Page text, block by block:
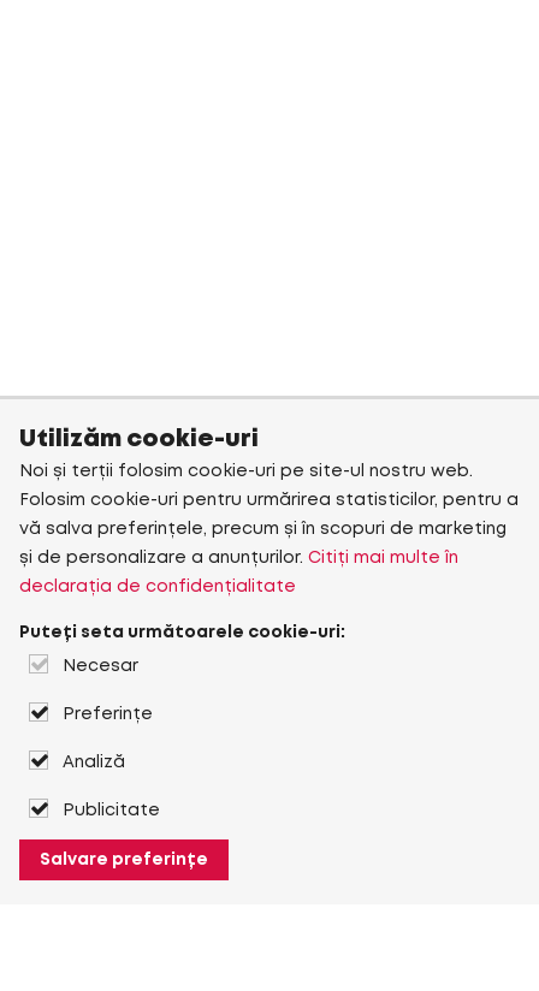
Utilizăm cookie-uri
Noi și terții folosim cookie-uri pe site-ul nostru web.
Folosim cookie-uri pentru urmărirea statisticilor, pentru a
vă salva preferințele, precum și în scopuri de marketing
și de personalizare a anunțurilor. Citiți mai multe în
declarația de confidențialitate
Puteți seta următoarele cookie-uri:
Necesar
Preferințe
Analiză
Publicitate
Salvare preferințe